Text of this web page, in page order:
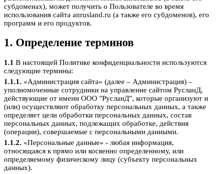
субдоменах), может получить о Пользователе во время
использования сайта anrusland.ru (а также его субдоменов), его
программ и его продуктов.
1. Определение терминов
1.1 В настоящей Политике конфиденциальности используются
следующие термины:
1.1.1. «Администрация сайта» (далее – Администрация) –
уполномоченные сотрудники на управление сайтом РусланД,
действующие от имени ООО "РусланД", которые организуют и
(или) осуществляют обработку персональных данных, а также
определяет цели обработки персональных данных, состав
персональных данных, подлежащих обработке, действия
(операции), совершаемые с персональными данными.
1.1.2. «Персональные данные» - любая информация,
относящаяся к прямо или косвенно определенному, или
определяемому физическому лицу (субъекту персональных
данных).